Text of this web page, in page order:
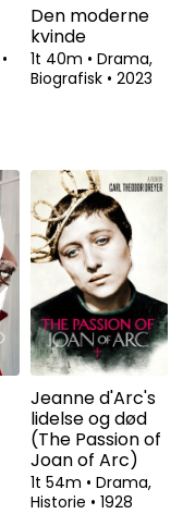
•
Den moderne
kvinde
1t 40m • Drama,
Biografisk • 2023
Jeanne d'Arc's
lidelse og død
(The Passion of
Joan of Arc)
1t 54m • Drama,
Historie • 1928